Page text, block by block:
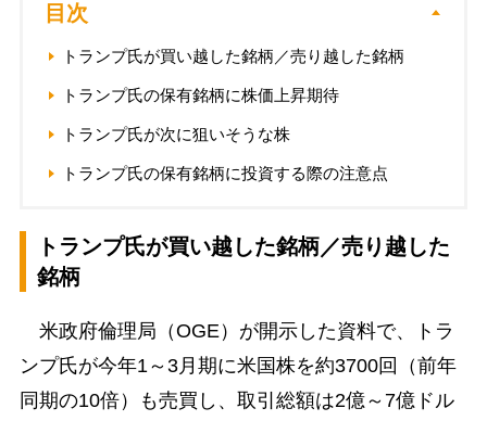
目次
トランプ氏が買い越した銘柄／売り越した銘柄
トランプ氏の保有銘柄に株価上昇期待
トランプ氏が次に狙いそうな株
トランプ氏の保有銘柄に投資する際の注意点
トランプ氏が買い越した銘柄／売り越した
銘柄
米政府倫理局（OGE）が開示した資料で、トラ
ンプ氏が今年1～3月期に米国株を約3700回（前年
同期の10倍）も売買し、取引総額は2億～7億ドル